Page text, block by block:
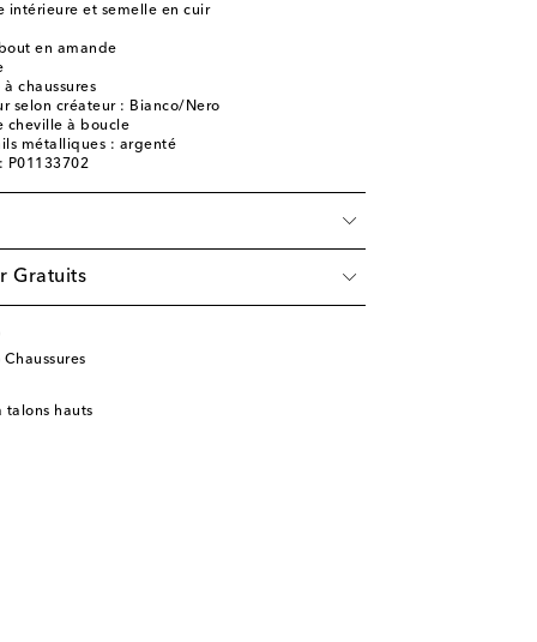
intérieure et semelle en cuir
en amande
chaussures
selon créateur : Bianco/Nero
cheville à boucle
métalliques : argenté
P01133702
Gratuits
talons hauts